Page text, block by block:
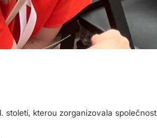
století, kterou zorganizovala společnost